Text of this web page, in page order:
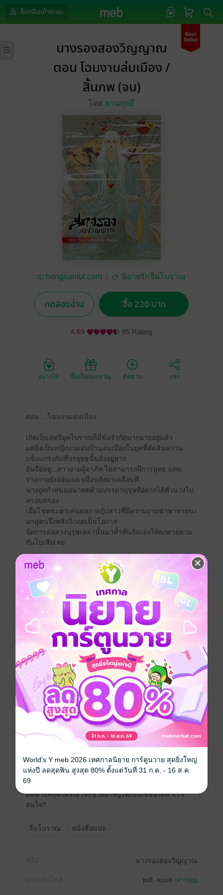
ล็อกอินเข้าระบบ
นางรองสองวิญญาณ
ตอน โฉมงามล่มเมือง /
สิ้นภพ (จบ)
โดย ฮวนกุยอี่
hongsamut.com นิยายรักจีนโบราณ
ทดลองอ่าน ซื้อ 220 บาท
4.69 85 Rating
อยากได้ ซื้อเป็นของขวัญ ติดตาม แชร์
ตอน... โฉมงามล่มเมือง
เกิดเป็นสตรียุคโบราณก็มีข้อจำกัดมากมายอยู่แล้ว
แต่ยิ่งเป็นหญิงงามล่มบ้านล่มเมืองในยุคที่ตัดสินความ
แข็งแกร่งกันที่วรยุทธนั้นยิ่งอยู่ยาก
อันจือหยู...สาวงามผู้อาภัพ ไม่สามารถฝึกวรยุทธ แถม
ร่างกายยังอ่อนแอเหมือนถังยาเคลื่อนที่
นางถูกกำหนดอนาคตด้วยบรรดาบุรุษที่อยากได้ตัวนางไป
ครอบครอง
เมื่อโชคชะตาเล่นตลก หญิงสาวที่มีความงามนำพาหายนะ
มาสู่ตนจึงพลิกวิกฤตเป็นโอกาส
จัดการล่อลวงบุรุษเหล่านั้นมาห้ำหั่นกันเองให้ตกตายตาม
กันไปเสียเลย
ถ้าเกิดใหม่ได้ อันจือหยูก็อยากจะเป็นจอมยุทธ์หญิง
อยากลงมือเชือดบุรุษพวกนั้นด้วยมือตนเองให้สะใจเล่น!!!
.....
ตอน... สิ้นภพ (ชาติสุดท้าย)
ใครจะเชื่อว่ายุคนี้จะมีซอมบี้?!
แล้วยังเป็นยุคที่ผู้หญิงตกต่ำดั่งนางบำเรอ เป็นเพียงของ
เล่นแก้เบื่อของพวกผู้ชายที่แข็งแกร่ง
นักวิทยาศาสตร์สาวอย่างจิ่งหยู่จะยอมอยู่เฉยโดยไม่หาวิธี
แก้ได้อย่างไร?
แต่ยิ่งแก้ไขกลับยิ่งแย่ ทำเอามนุษย์โลกแทบสูญพันธุ์
อาหยูจึงต้องมาช่วยสานต่อความปรารถนาของจิ่งหยู่ให้
เป็นความจริง
เพื่อผู้หญิงจะได้ยืนอยู่เสมอภาคกับผู้ชายเหล่านั้นได้
และเพื่อดำรงเผ่าพันธุ์ของมนุษย์ต่อไป...
อนาคตที่หวังว่าจะมีหางเส้นที่เก้างอกออกมาคงอีกไม่ไกล
นัก
แมวปีศาจอาหยูเฝ้าบำเพ็ญเพียรช่วยเหลือผู้คนมานับพันปี
แต่ท้ายที่สุดใครเล่าจะช่วยอาหยูให้เป็นเซียนได้สำเร็จ
สมใจ?
จีนโบราณ หนังสือแปล
นางรองสองวิญญาณ
pdf, epub (สารบัญ)
World's Y meb 2026 เทศกาลนิยาย การ์ตูนวาย สุดยิ่งใหญ่
แห่งปี ลดสุดฟิน สูงสุด 80% ตั้งแต่วันที่ 31 ก.ค. - 16 ส.ค.
69